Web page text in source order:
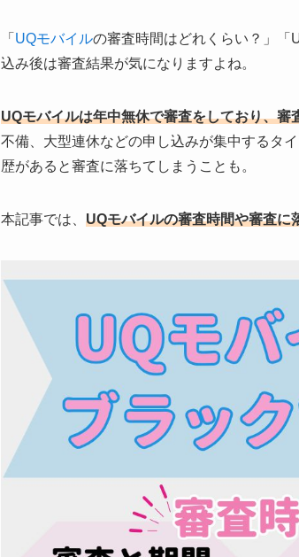
「 UQモバイルの審査時間はどれくらい？」「
込み後は審査結果が気になりますよね。
UQモバイルは年中無休で審査をしており、審
不備、大型連休などの申し込みが集中するタ
歴があると審査に落ちてしまうことも。
本記事では、 UQモバイルの審査時間や審査に